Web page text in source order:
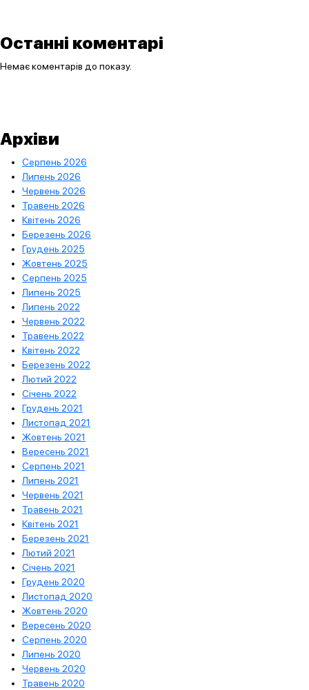
Останні коментарі
Немає коментарів до показу.
Архіви
Серпень 2026
Липень 2026
Червень 2026
Травень 2026
Квітень 2026
Березень 2026
Грудень 2025
Жовтень 2025
Серпень 2025
Липень 2025
Липень 2022
Червень 2022
Травень 2022
Квітень 2022
Березень 2022
Лютий 2022
Січень 2022
Грудень 2021
Листопад 2021
Жовтень 2021
Вересень 2021
Серпень 2021
Липень 2021
Червень 2021
Травень 2021
Квітень 2021
Березень 2021
Лютий 2021
Січень 2021
Грудень 2020
Листопад 2020
Жовтень 2020
Вересень 2020
Серпень 2020
Липень 2020
Червень 2020
Травень 2020